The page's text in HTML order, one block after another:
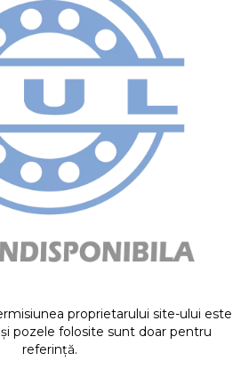
proprietarului site-ului este
pozele folosite sunt doar pentru
referință.